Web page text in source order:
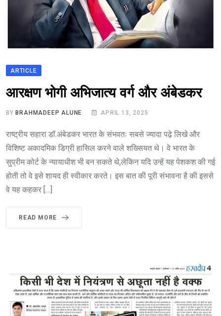
ARTICLE
आरक्षण भोगी अभिजात्य वर्ग और अंबेडकर
BYBRAHMADEEP ALUNE APRIL 13, 2025
राष्ट्रीय सहारा डॉ.अंबेडकर भारत के संभवतः सबसे ज्यादा पढ़े लिखे और
विशिष्ट अकादमिक डिग्री हासिल करने वाले शख्सियत थे। वे भारत के
सुप्रीम कोर्ट के न्यायाधीश भी बन सकते थे,लेकिन यदि उन्हें यह पेशकश की गई
होती तो वे इसे शायद ही स्वीकार करते। इस बात की पूरी संभावना है की इससे
वे यह कहकर […]
READ MORE